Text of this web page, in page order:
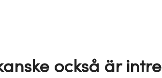
också är